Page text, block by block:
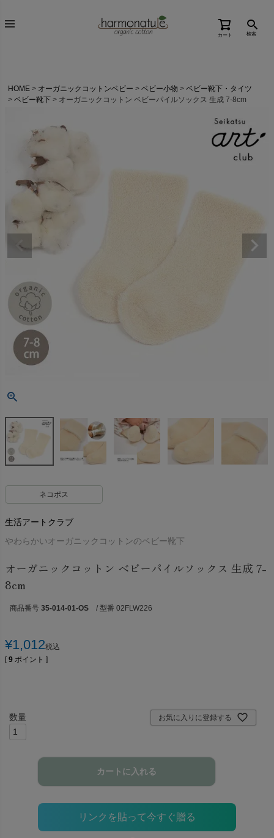
カート 検索
HOME オーガニックコットンベビー ベビー小物
ベビー靴下・タイツ
ベビー靴下
オーガニックコットン ベビーパイルソックス 生成 7-8cm
ネコポス
生活アートクラブ
やわらかいオーガニックコットンのベビー靴下
オーガニックコットン ベビーパイルソックス 生成 7-
8cm
商品番号 35-014-01-OS / 型番 02FLW226
¥1,012税込
[ 9 ポイント ]
お気に入りに登録する
カートに入れる